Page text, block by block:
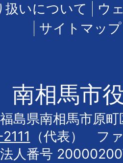
扱いについて
ウ
サイトマップ
南相馬市
島県南相馬市原町
（代表） フ
法人番号